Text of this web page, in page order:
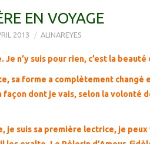
EN VOYAGE
2013 ALINAREYES
n’y suis pour rien, c’est la beauté
sa forme a complètement changé
façon dont je vais, selon la volonté
je suis sa première lectrice, je